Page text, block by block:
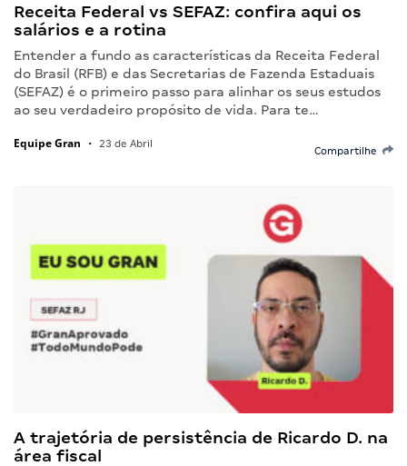
Receita Federal vs SEFAZ: confira aqui os
salários e a rotina
Entender a fundo as características da Receita Federal
do Brasil (RFB) e das Secretarias de Fazenda Estaduais
(SEFAZ) é o primeiro passo para alinhar os seus estudos
ao seu verdadeiro propósito de vida. Para te…
Equipe Gran • 23 de Abril
Compartilhe
A trajetória de persistência de Ricardo D. na
área fiscal